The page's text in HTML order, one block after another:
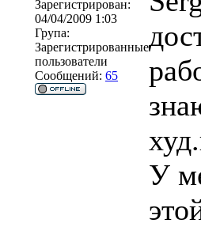
Зарегистрирован:
04/04/2009 1:03
Група:
Зарегистрированные
пользователи
Сообщений: 65
У